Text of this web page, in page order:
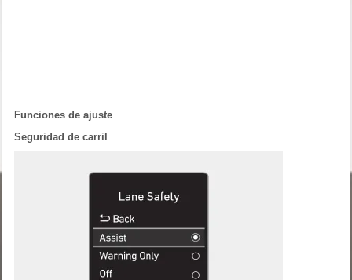
Funciones de ajuste
Seguridad de carril